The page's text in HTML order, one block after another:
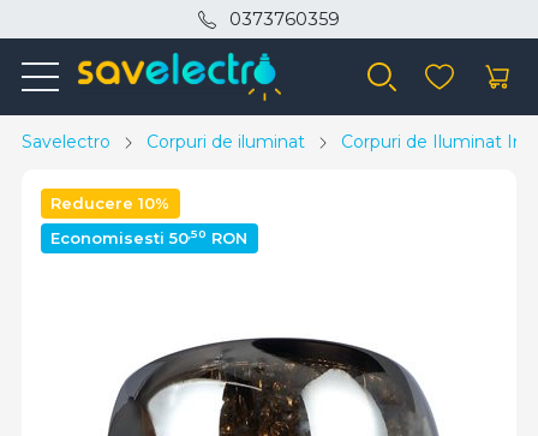
0373760359
Savelectro Corpuri de iluminat Corpuri de Iluminat
Reducere 10%
Economisesti 50,50 RON